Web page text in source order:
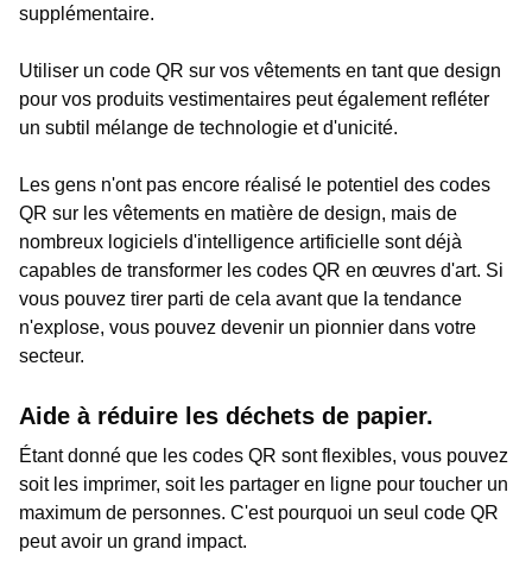
supplémentaire.
Utiliser un code QR sur vos vêtements en tant que design
pour vos produits vestimentaires peut également refléter
un subtil mélange de technologie et d'unicité.
Les gens n'ont pas encore réalisé le potentiel des codes
QR sur les vêtements en matière de design, mais de
nombreux logiciels d'intelligence artificielle sont déjà
capables de transformer les codes QR en œuvres d'art. Si
vous pouvez tirer parti de cela avant que la tendance
n'explose, vous pouvez devenir un pionnier dans votre
secteur.
Aide à réduire les déchets de papier.
Étant donné que les codes QR sont flexibles, vous pouvez
soit les imprimer, soit les partager en ligne pour toucher un
maximum de personnes. C'est pourquoi un seul code QR
peut avoir un grand impact.